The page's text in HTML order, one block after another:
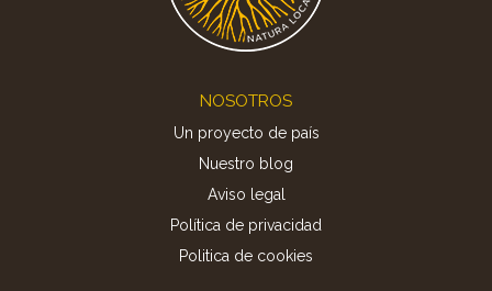
NOSOTROS
Un proyecto de país
Nuestro blog
Aviso legal
Política de privacidad
Politica de cookies